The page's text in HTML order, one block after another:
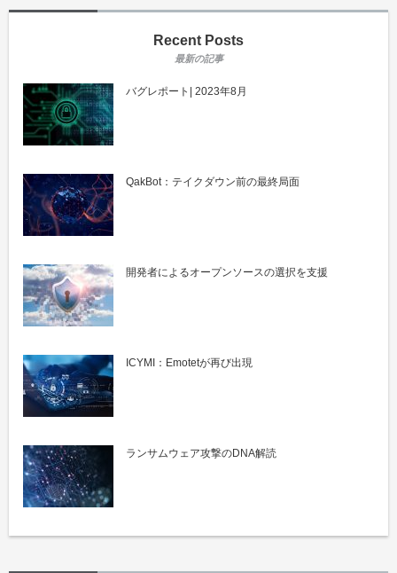
Recent Posts
バグレポート| 2023年8月
QakBot：テイクダウン前の最終局面
開発者によるオープンソースの選択を支援
ICYMI：Emotetが再び出現
ランサムウェア攻撃のDNA解読